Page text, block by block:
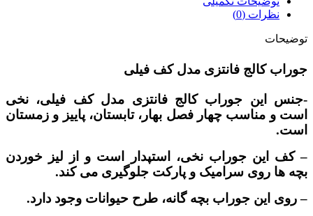
نظرات (0)
توضیحات
جوراب کالج فانتزی مدل کف فیلی
-جنس این جوراب کالج فانتزی مدل کف فیلی، نخی
است و مناسب چهار فصل بهار، تابستان، پاییز و زمستان
است.
– کف این جوراب نخی، استپدار است و از لیز خوردن
بچه ها روی سرامیک و پارکت جلوگیری می کند.
– روی این جوراب بچه گانه، طرح حیوانات وجود دارد.